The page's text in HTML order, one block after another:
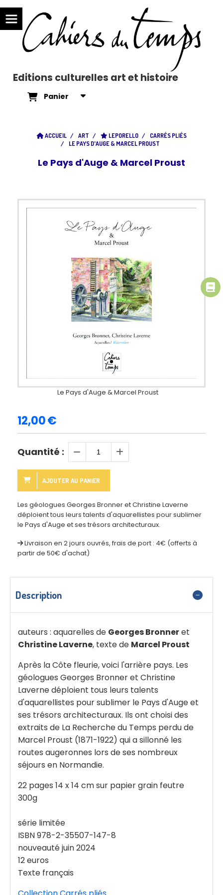
Editions culturelles art et histoire
Panier
ACCUEIL ART LEPORELLO
CARRÉS PLIÉS
LE PAYS D'AUGE & MARCEL PROUST
Le Pays d'Auge & Marcel Proust
Le Pays d'Auge & Marcel Proust
12,00€
Quantité :
AJOUTER AU PANIER
Les géologues Georges Bronner et Christine Laverne
déploient tous leurs talents d'aquarellistes pour sublimer
le Pays d'Auge et ses trésors architecturaux.
Livraison en 2 jours ouvrés, frais de port : 4€ (offerts à
partir de 50€ d'achat)
Description
auteurs : aquarelles de Georges Bronneret
Christine Laverne, texte de Marcel Proust
Après la Côte fleurie, voici l'arrière pays. Les
géologues Georges Bronner et Christine
Laverne déploient tous leurs talents
d'aquarellistes pour sublimer le Pays d'Auge et
ses trésors architecturaux. Ils ont choisi des
extraits de La Recherche du Temps perdu de
Marcel Proust (1871-1922) qui a sillonné les
routes augeronnes lors de ses nombreux
séjours en Normandie.
22 pages 14 x 14 cm sur papier grain feutre
300g
série limitée
ISBN 978-2-35507-147-8
nouveauté juin 2024
12 euros
Texte français